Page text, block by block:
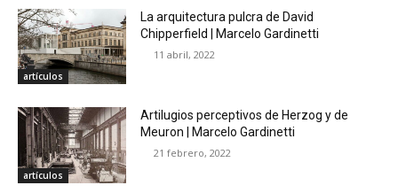
artículos
La arquitectura pulcra de David
Chipperfield | Marcelo Gardinetti
11 abril, 2022
artículos
Artilugios perceptivos de Herzog y de
Meuron | Marcelo Gardinetti
21 febrero, 2022